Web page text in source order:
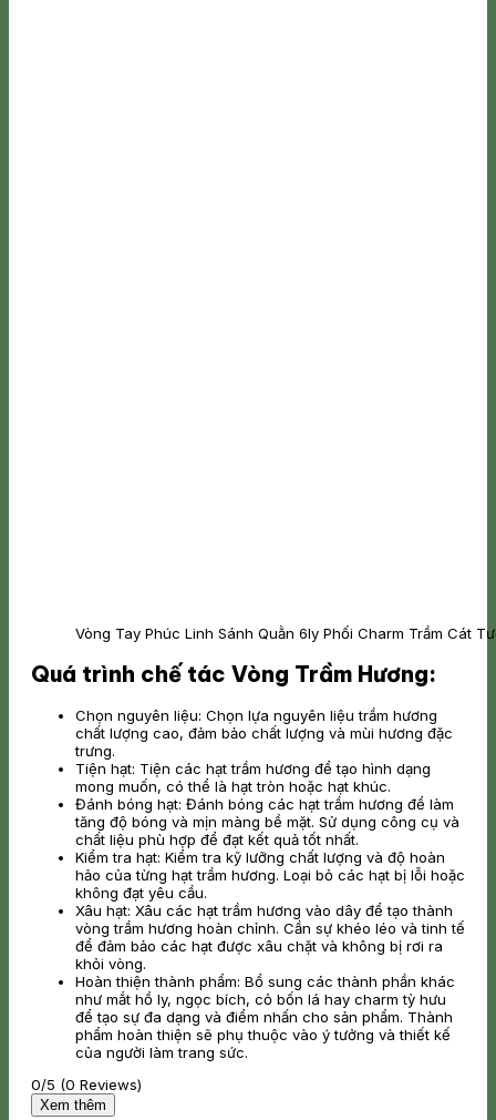
Vòng Tay Phúc Linh Sánh Quằn 6ly Phối Charm Trầm Cát
Quá trình chế tác Vòng Trầm Hương:
Chọn nguyên liệu: Chọn lựa nguyên liệu trầm hương
chất lượng cao, đảm bảo chất lượng và mùi hương đặc
trưng.
Tiện hạt: Tiện các hạt trầm hương để tạo hình dạng
mong muốn, có thể là hạt tròn hoặc hạt khúc.
Đánh bóng hạt: Đánh bóng các hạt trầm hương để làm
tăng độ bóng và mịn màng bề mặt. Sử dụng công cụ và
chất liệu phù hợp để đạt kết quả tốt nhất.
Kiểm tra hạt: Kiểm tra kỹ lưỡng chất lượng và độ hoàn
hảo của từng hạt trầm hương. Loại bỏ các hạt bị lỗi hoặc
không đạt yêu cầu.
Xâu hạt: Xâu các hạt trầm hương vào dây để tạo thành
vòng trầm hương hoàn chỉnh. Cần sự khéo léo và tinh tế
để đảm bảo các hạt được xâu chặt và không bị rơi ra
khỏi vòng.
Hoàn thiện thành phẩm: Bổ sung các thành phần khác
như mắt hồ ly, ngọc bích, cỏ bốn lá hay charm tỳ hưu
để tạo sự đa dạng và điểm nhấn cho sản phẩm. Thành
phẩm hoàn thiện sẽ phụ thuộc vào ý tưởng và thiết kế
của người làm trang sức.
0/5 (0 Reviews)
Xem thêm